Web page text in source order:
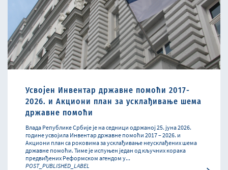
Усвојен Инвентар државне помоћи 2017-
2026. и Акциони план за усклађивање шема
државне помоћи
Влада Републике Србије је на седници одржаној 25. јуна 2026.
године усвојила Инвентар државне помоћи 2017 – 2026. и
Акциони план са роковима за усклађивање неусклађених шема
државне помоћи. Тиме је испуњен један од кључних корака
предвиђених Реформском агендом у...
POST_PUBLISHED_LABEL